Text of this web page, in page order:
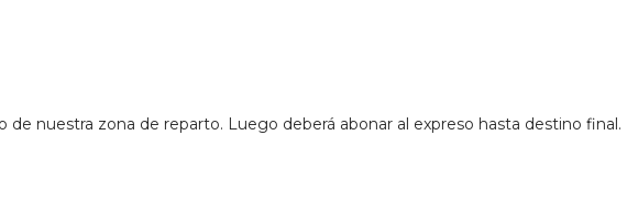
de nuestra zona de reparto. Luego deberá abonar al expreso hasta destino final.